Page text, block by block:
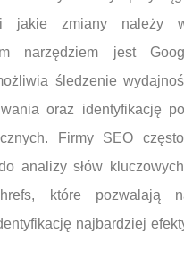
i jakie zmiany należy
narzędziem jest
śledzenie
oraz identyfikację
Firmy SEO
analizy słów
które pozwalają
najbardziej